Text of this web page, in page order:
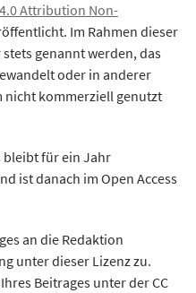
Attribution Non-
Im Rahmen dieser
genannt werden, das
oder in anderer
nicht kommerziell genutzt
bleibt für ein Jahr
ist danach im Open Access
an die Redaktion
unter dieser Lizenz zu.
Beitrages unter der CC